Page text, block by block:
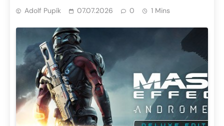
Adolf Pupík 07.07.2026 0 1 Mins